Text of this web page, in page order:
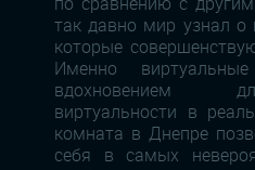
так давно мир узнал о
которые
Именно
вдохновением
виртуальности в
комната в Днепре
себя в самых